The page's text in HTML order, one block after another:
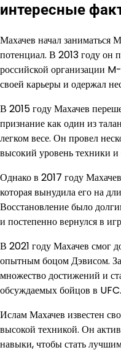
интересные
Махачев начал заниматься
потенциал. В 2013 году он
российской организации
своей карьеры и одержал
В 2015 году Махачев
признание как один из
легком весе. Он провел
высокий уровень техники
Однако в 2017 году
которая вынудила его на
Восстановление было
и постепенно вернулся в
В 2021 году Махачев смог
опытным боцом Дэвисом.
множество достижений и
обсуждаемых бойцов в UFC.
Ислам Махачев известен
высокой техникой. Он
навыки, чтобы стать